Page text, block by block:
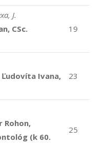
J.
CSc.
19
Ľudovíta Ivana,
23
Rohon,
(k 60.
25